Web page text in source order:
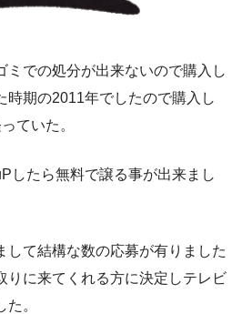
ミでの処分が出来ないので購入し
時期の2011年でしたので購入し
ていた。
したら無料で譲る事が出来まし
して結構な数の応募が有りました
りに来てくれる方に決定しテレビ
。